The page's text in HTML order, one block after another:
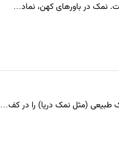
نمک در باورهای کهن، نماد…
طبیعی (مثل نمک دریا) را در کف…